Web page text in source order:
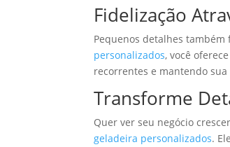
Fidelização
Pequenos detalhes
personalizados, você
recorrentes e mantendo
Transforme
Quer ver seu negócio
geladeira personalizados.